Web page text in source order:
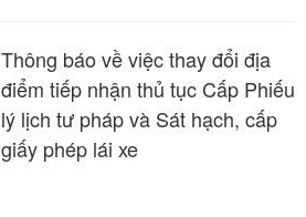
Thông báo về việc thay đổi địa
điểm tiếp nhận thủ tục Cấp Phiếu
lý lịch tư pháp và Sát hạch, cấp
giấy phép lái xe